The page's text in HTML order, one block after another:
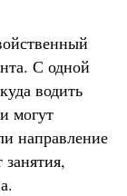
С одной
водить
могут
направление